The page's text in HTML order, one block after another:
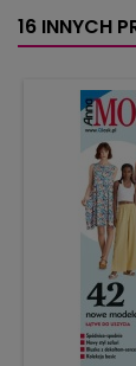
16 INNYCH